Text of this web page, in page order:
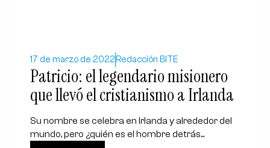
17 de marzo de 2022 Redacción BITE
Patricio: el legendario misionero
que llevó el cristianismo a Irlanda
Su nombre se celebra en Irlanda y alrededor del
mundo, pero ¿quién es el hombre detrás...